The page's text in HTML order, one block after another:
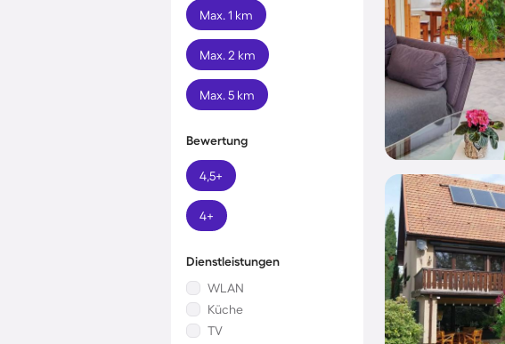
Max. 1 km
Max. 2 km
Max. 5 km
Bewertung
4,5+
4+
Dienstleistungen
WLAN
Küche
TV